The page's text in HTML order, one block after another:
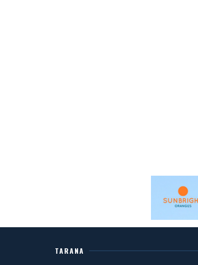
TARANA